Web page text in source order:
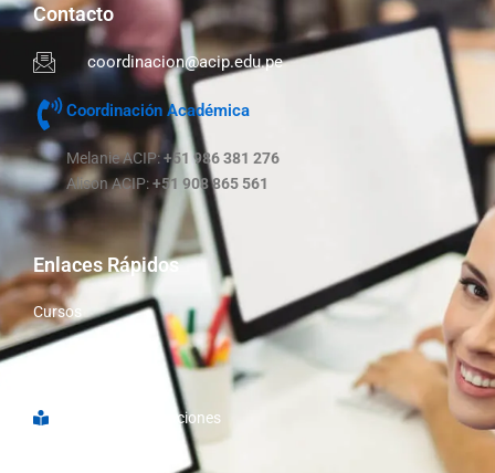
Contacto
coordinacion@acip.edu.pe
Coordinación Académica
Melanie ACIP:+51 986 381 276
Alison ACIP:+51 908 865 561
Enlaces Rápidos
Cursos
Libro de Reclamaciones